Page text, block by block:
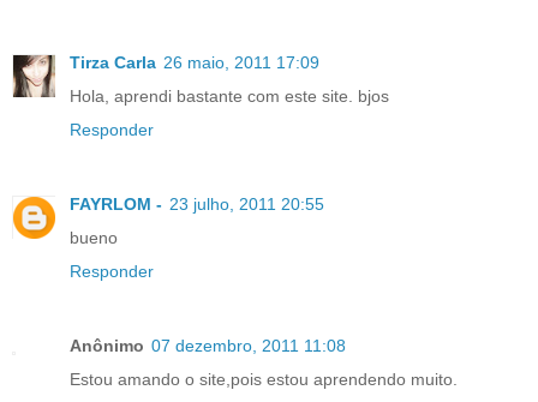
Tirza Carla 26 maio, 2011 17:09
Hola, aprendi bastante com este site. bjos
Responder
FAYRLOM - 23 julho, 2011 20:55
bueno
Responder
Anônimo 07 dezembro, 2011 11:08
Estou amando o site,pois estou aprendendo muito.